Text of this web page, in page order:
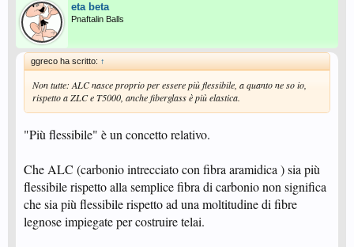
eta beta
Pnaftalin Balls
ggreco ha scritto: ↑
Non tutte: ALC nasce proprio per essere più flessibile, a quanto ne so io,
rispetto a ZLC e T5000, anche fiberglass è più elastica.
"Più flessibile" è un concetto relativo.
Che ALC (carbonio intrecciato con fibra aramidica ) sia più
flessibile rispetto alla semplice fibra di carbonio non significa
che sia più flessibile rispetto ad una moltitudine di fibre
legnose impiegate per costruire telai.